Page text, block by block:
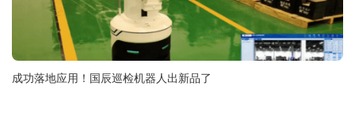
成功落地应用！国辰巡检机器人出新品了